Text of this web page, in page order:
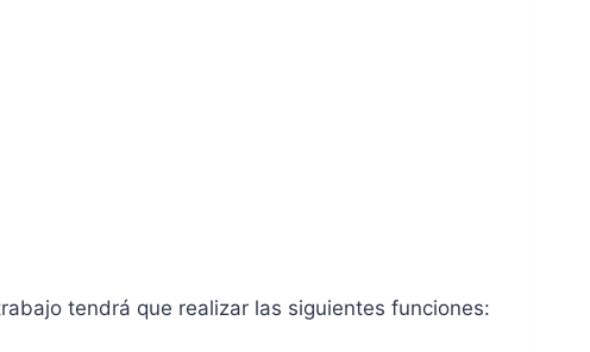
tendrá que realizar las siguientes funciones: